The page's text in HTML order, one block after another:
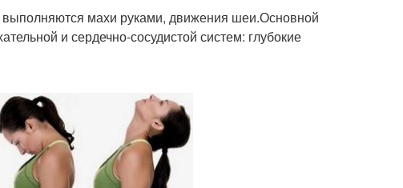
махи руками, движения шеи.Основной
и сердечно-сосудистой систем: глубокие